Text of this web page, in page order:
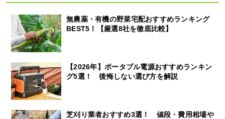
無農薬・有機の野菜宅配おすすめランキング
BEST5！【厳選8社を徹底比較】
【2026年】ポータブル電源おすすめランキン
グ5選！ 後悔しない選び方を解説
芝刈り業者おすすめ3選！ 値段・費用相場や